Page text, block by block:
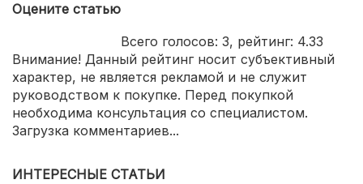
Оцените статью
Всего голосов: 3, рейтинг: 4.33
Внимание! Данный рейтинг носит субъективный
характер, не является рекламой и не служит
руководством к покупке. Перед покупкой
необходима консультация со специалистом.
Загрузка комментариев...
ИНТЕРЕСНЫЕ СТАТЬИ